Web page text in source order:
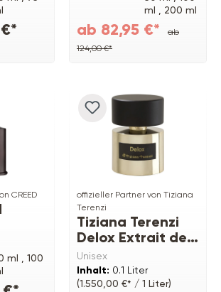
ml , 200 ml
Refill
ab 82,95 €*
ab
124,00 €*
CREED
ml , 100
offizieller Partner von Tiziana
Terenzi
Tiziana Terenzi
Delox Extrait de
Parfum
Unisex
Inhalt: 0.1 Liter
(1.550,00 €* / 1 Liter)